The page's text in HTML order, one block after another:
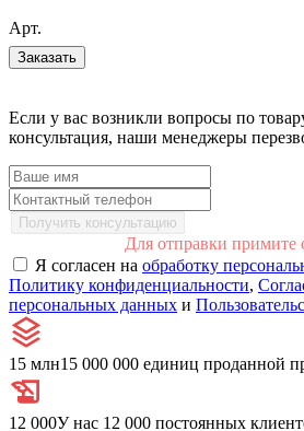
Арт.
Заказать
Если у вас возникли вопросы по
консультация, наши менеджеры
Получить консультацию
Для отправки примите
Я согласен на обработку
Политику конфиденциальности,
персональных данных и
15 млн15 000 000 единиц проданной
12 000У нас 12 000 постоянных